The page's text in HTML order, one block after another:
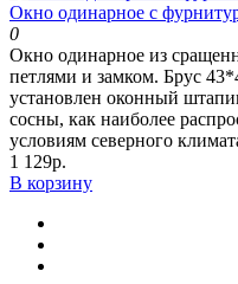
Окно одинарное с
0
Окно одинарное из
петлями и замком. Брус
установлен оконный
сосны, как наиболее
условиям северного
1 129р.
В корзину